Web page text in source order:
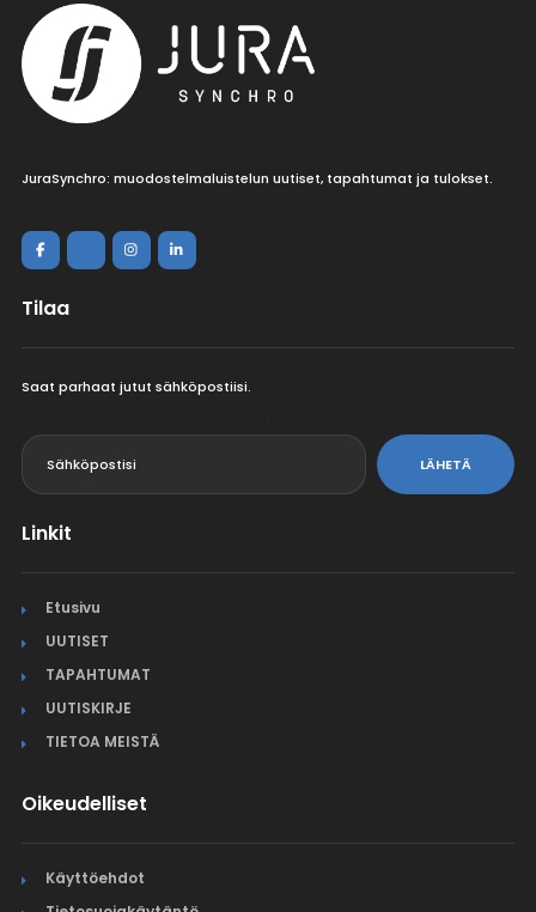
JuraSynchro: muodostelmaluistelun uutiset, tapahtumat ja tulokset.
Tilaa
Saat parhaat jutut sähköpostiisi.
LÄHETÄ
Linkit
Etusivu
UUTISET
TAPAHTUMAT
UUTISKIRJE
TIETOA MEISTÄ
Oikeudelliset
Käyttöehdot